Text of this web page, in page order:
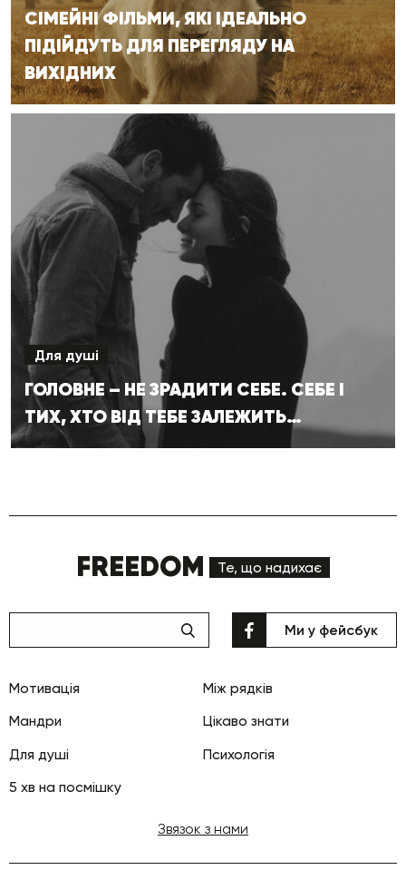
СІМЕЙНІ ФІЛЬМИ, ЯКІ ІДЕАЛЬНО
ПІДІЙДУТЬ ДЛЯ ПЕРЕГЛЯДУ НА
ВИХІДНИХ
Для душі
ГОЛОВНЕ – НЕ ЗРАДИТИ СЕБЕ. СЕБЕ І
ТИХ, ХТО ВІД ТЕБЕ ЗАЛЕЖИТЬ…
FREEDOM Те, що надихає
Мотивація
Між рядків
Мандри
Цікаво знати
Для душі
Психологія
5 хв на посмішку
Ми у фейсбук
Звязок з нами